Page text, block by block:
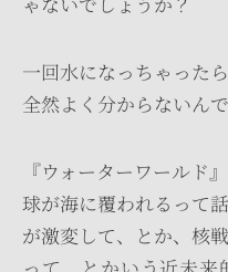
一回水になっちゃった
全然よく分からないん
『ウォーターワールド
球が海に覆われるって
が激変して、とか、核